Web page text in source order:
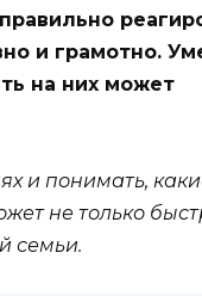
и грамотно.
на них может
и понимать,
не только
семьи.